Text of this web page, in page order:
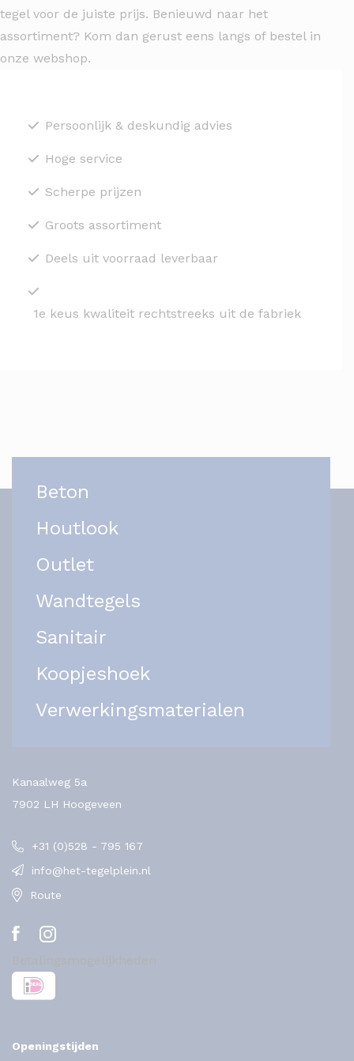
tegel voor de juiste prijs. Benieuwd naar het
assortiment? Kom dan gerust eens langs of bestel in
onze webshop.
Persoonlijk & deskundig advies
Hoge service
Scherpe prijzen
Groots assortiment
Deels uit voorraad leverbaar
1e keus kwaliteit rechtstreeks uit de fabriek
Beton
Houtlook
Outlet
Wandtegels
Sanitair
Koopjeshoek
Verwerkingsmaterialen
Kanaalweg 5a
7902 LH Hoogeveen
+31 (0)528 - 795 167
info@het-tegelplein.nl
Route
Openingstijden